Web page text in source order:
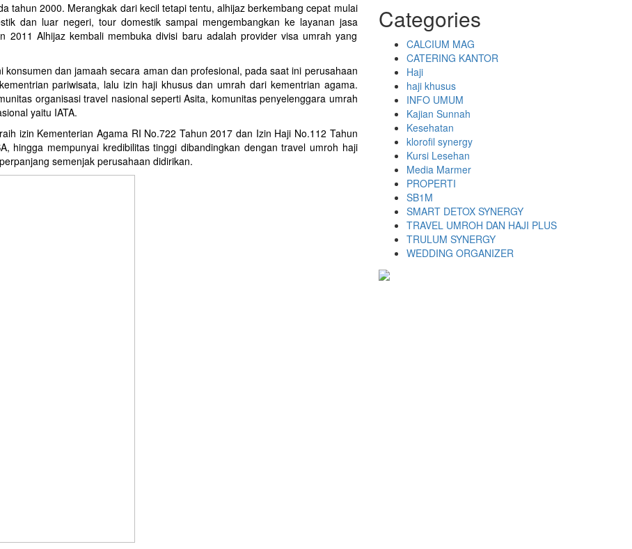
tahun 2000. Merangkak dari kecil tetapi tentu, alhijaz berkembang cepat mulai
dan luar negeri, tour domestik sampai mengembangkan ke layanan jasa
Alhijaz kembali membuka divisi baru adalah provider visa umrah yang
dan jamaah secara aman dan profesional, pada saat ini perusahaan
pariwisata, lalu izin haji khusus dan umrah dari kementrian agama.
organisasi travel nasional seperti Asita, komunitas penyelenggara umrah
yaitu IATA.
izin Kementerian Agama RI No.722 Tahun 2017 dan Izin Haji No.112 Tahun
hingga mempunyai kredibilitas tinggi dibandingkan dengan travel umroh haji
semenjak perusahaan didirikan.
Categories
CALCIUM MAG
CATERING KANTOR
Haji
haji khusus
INFO UMUM
Kajian Sunnah
Kesehatan
klorofil synergy
Kursi Lesehan
Media Marmer
PROPERTI
SB1M
SMART DETOX SYNERGY
TRAVEL UMROH DAN HAJI PLUS
TRULUM SYNERGY
WEDDING ORGANIZER